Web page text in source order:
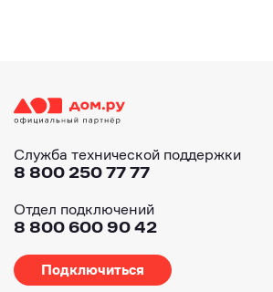
Служба технической поддержки
8 800 250 77 77
Отдел подключений
8 800 600 90 42
Подключиться